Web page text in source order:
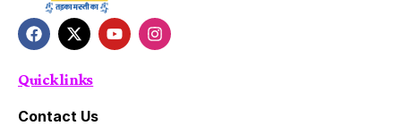
Quick links
Contact Us